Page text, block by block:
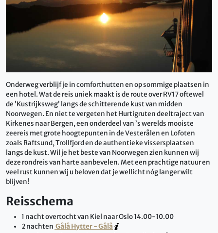
Onderweg verblijf je in comforthutten en op sommige plaatsen in
een hotel. Wat de reis uniek maakt is de route over RV17 oftewel
de ’Kustrijksweg’ langs de schitterende kust van midden
Noorwegen. En niet te vergeten het Hurtigruten deeltraject van
Kirkenes naar Bergen, een onderdeel van ’s werelds mooiste
zeereis met grote hoogtepunten in de Vesterålen en Lofoten
zoals Raftsund, Trollfjord en de authentieke vissersplaatsen
langs de kust. Wil je het beste van Noorwegen zien kunnen wij
deze rondreis van harte aanbevelen. Met een prachtige natuur en
veel rust kunnen wij u beloven dat je wellicht nóg langer wilt
blijven!
Reisschema
1 nacht overtocht van Kiel naar Oslo 14.00-10.00
2 nachten Gålå Hytter - Gålå